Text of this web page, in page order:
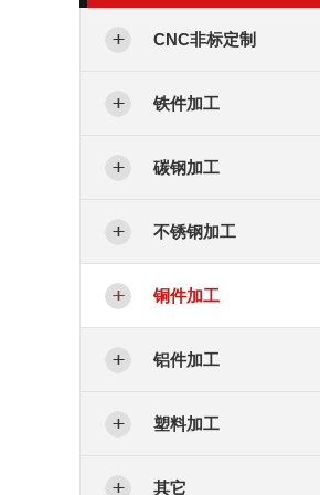
CNC非标定制
铁件加工
碳钢加工
不锈钢加工
铜件加工
铝件加工
塑料加工
其它